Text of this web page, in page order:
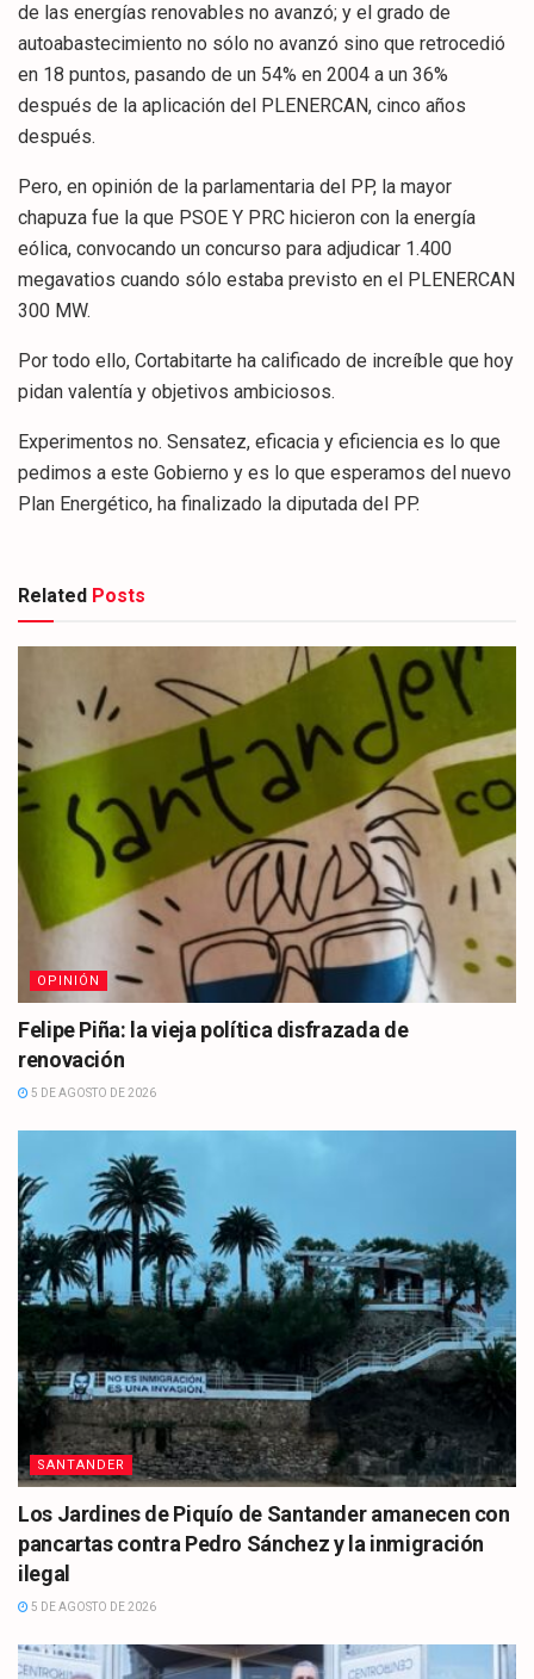
de las energías renovables no avanzó; y el grado de
autoabastecimiento no sólo no avanzó sino que retrocedió
en 18 puntos, pasando de un 54% en 2004 a un 36%
después de la aplicación del PLENERCAN, cinco años
después.
Pero, en opinión de la parlamentaria del PP, la mayor
chapuza fue la que PSOE Y PRC hicieron con la energía
eólica, convocando un concurso para adjudicar 1.400
megavatios cuando sólo estaba previsto en el PLENERCAN
300 MW.
Por todo ello, Cortabitarte ha calificado de increíble que hoy
pidan valentía y objetivos ambiciosos.
Experimentos no. Sensatez, eficacia y eficiencia es lo que
pedimos a este Gobierno y es lo que esperamos del nuevo
Plan Energético, ha finalizado la diputada del PP.
Related Posts
OPINIÓN
Felipe Piña: la vieja política disfrazada de
renovación
5 DE AGOSTO DE 2026
SANTANDER
Los Jardines de Piquío de Santander amanecen con
pancartas contra Pedro Sánchez y la inmigración
ilegal
5 DE AGOSTO DE 2026